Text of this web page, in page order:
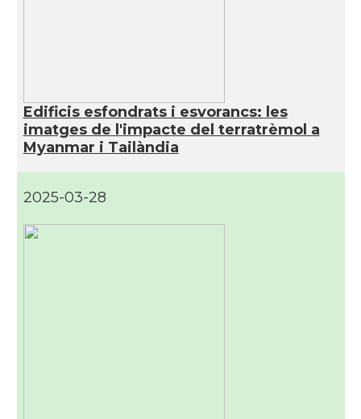
Edificis esfondrats i esvorancs: les
imatges de l'impacte del terratrèmol a
Myanmar i Tailàndia
2025-03-28